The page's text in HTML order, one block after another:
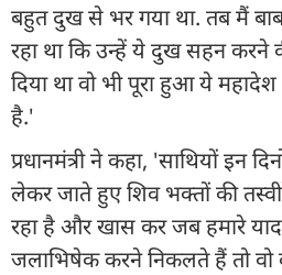
बहुत दुख से भर गया था. तब मैं बाबा
रहा था कि उन्हें ये दुख सहन करने
दिया था वो भी पूरा हुआ ये
है.'
प्रधानमंत्री ने कहा, 'साथियों इन
लेकर जाते हुए शिव भक्तों की
रहा है और खास कर जब हमारे
जलाभिषेक करने निकलते हैं तो वो